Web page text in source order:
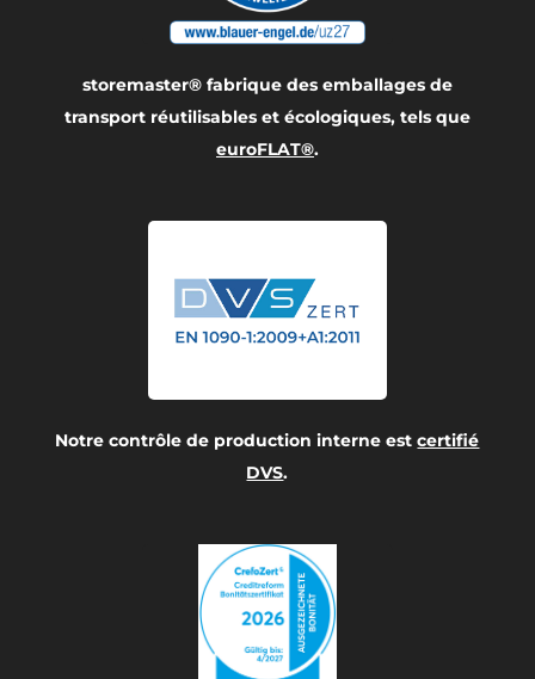
storemaster® fabrique des emballages de
transport réutilisables et écologiques, tels que
euroFLAT®.
Notre contrôle de production interne estcertifié
DVS.